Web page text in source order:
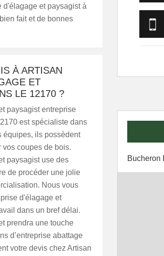
d'élagage et paysagist à
fait et de bonnes
À ARTISAN
ET
LE 12170 ?
paysagist entreprise
est spécialiste dans
équipes, ils possèdent
coupes de bois.
paysagist use des
de procéder une jolie
Nous vous
d'élagage et
dans un bref délai.
prendra une touche
d’entreprise abattage
votre devis chez Artisan
Bucheron